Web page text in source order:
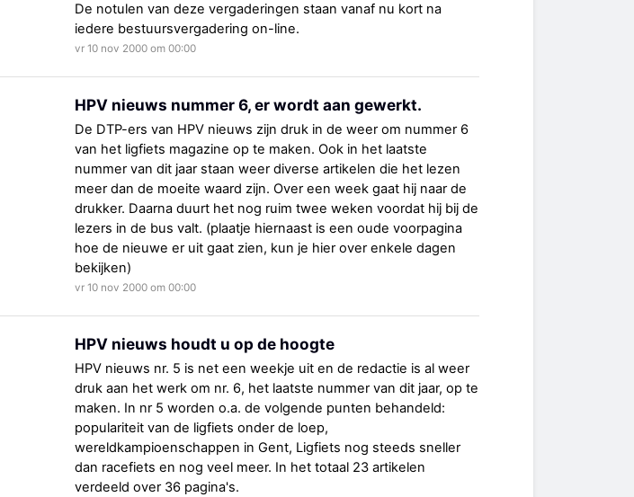
De notulen van deze vergaderingen staan vanaf nu kort na
iedere bestuursvergadering on-line.
vr 10 nov 2000 om 00:00
HPV nieuws nummer 6, er wordt aan gewerkt.
De DTP-ers van HPV nieuws zijn druk in de weer om nummer 6
van het ligfiets magazine op te maken. Ook in het laatste
nummer van dit jaar staan weer diverse artikelen die het lezen
meer dan de moeite waard zijn. Over een week gaat hij naar de
drukker. Daarna duurt het nog ruim twee weken voordat hij bij de
lezers in de bus valt. (plaatje hiernaast is een oude voorpagina
hoe de nieuwe er uit gaat zien, kun je hier over enkele dagen
bekijken)
vr 10 nov 2000 om 00:00
HPV nieuws houdt u op de hoogte
HPV nieuws nr. 5 is net een weekje uit en de redactie is al weer
druk aan het werk om nr. 6, het laatste nummer van dit jaar, op te
maken. In nr 5 worden o.a. de volgende punten behandeld:
populariteit van de ligfiets onder de loep,
wereldkampioenschappen in Gent, Ligfiets nog steeds sneller
dan racefiets en nog veel meer. In het totaal 23 artikelen
verdeeld over 36 pagina's.